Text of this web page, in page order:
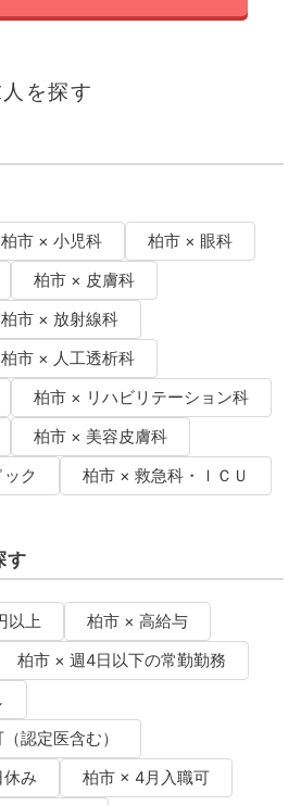
を探す
柏市 × 小児科
柏市 × 眼科
柏市 × 皮膚科
柏市 × 放射線科
柏市 × 人工透析科
柏市 × リハビリテーション科
柏市 × 美容皮膚科
ク
柏市 × 救急科・ＩＣＵ
す
以上
柏市 × 高給与
柏市 × 週4日以下の常勤勤務
認定医含む）
み
柏市 × 4月入職可